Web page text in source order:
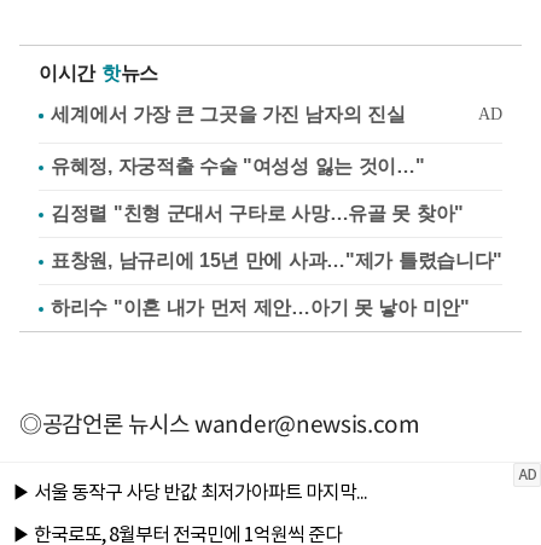
이시간 핫뉴스
유혜정, 자궁적출 수술 "여성성 잃는 것이…"
김정렬 "친형 군대서 구타로 사망…유골 못 찾아"
표창원, 남규리에 15년 만에 사과…"제가 틀렸습니다"
하리수 "이혼 내가 먼저 제안…아기 못 낳아 미안"
◎공감언론 뉴시스wander@newsis.com